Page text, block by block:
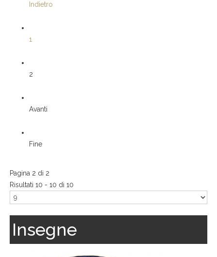
Indietro
1
2
Avanti
Fine
Pagina 2 di 2
Risultati 10 - 10 di 10
Insegne